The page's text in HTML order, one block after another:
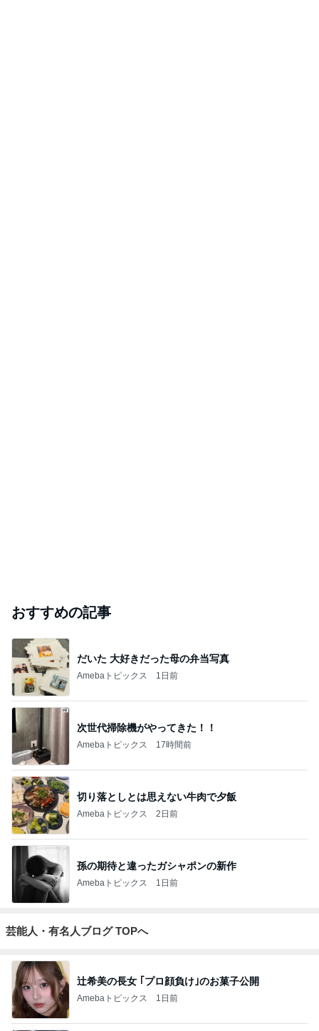
おすすめの記事
だいた 大好きだった母の弁当写真
Amebaトピックス 1日前
次世代掃除機がやってきた！！
Amebaトピックス 17時間前
切り落としとは思えない牛肉で夕飯
Amebaトピックス 2日前
孫の期待と違ったガシャポンの新作
Amebaトピックス 1日前
芸能人・有名人ブログ TOPへ
辻希美の長女 ｢プロ顔負け｣のお菓子公開
Amebaトピックス 1日前